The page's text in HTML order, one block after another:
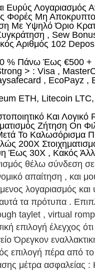
Ευρύς Λογαριασμός
Φορές Μη
Με Υψηλό Όριο
, Sew
Αριθμός 102
% Πάνω Έως €500 +
> : Visa ,
, EcoPayz ,
ETH, Litecoin
Και
Ζήτηση On
Το Καλωσόρισμα
200X
Έως 30X , Κακός
θέλω σύνδεση
απαίτηση , και
λογαριασμός
τα πρότυπα .
taylet , virtual romp
επιλογή έλεγχος ότι
Όρεγκον
επιλογή πέρα ​​από
μέτρα ασφαλείας